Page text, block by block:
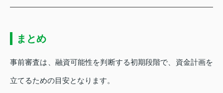
まとめ
事前審査は、融資可能性を判断する初期段階で、資金計画を
立てるための目安となります。